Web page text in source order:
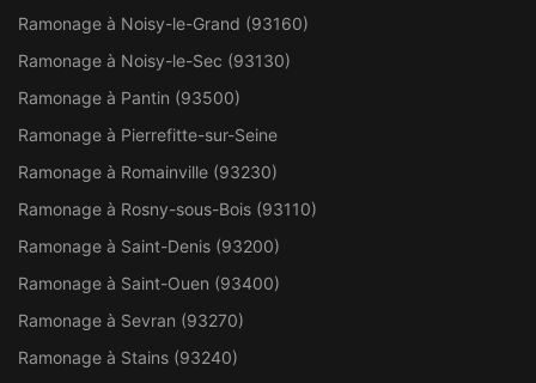
Ramonage à Noisy-le-Grand (93160)
Ramonage à Noisy-le-Sec (93130)
Ramonage à Pantin (93500)
Ramonage à Pierrefitte-sur-Seine
Ramonage à Romainville (93230)
Ramonage à Rosny-sous-Bois (93110)
Ramonage à Saint-Denis (93200)
Ramonage à Saint-Ouen (93400)
Ramonage à Sevran (93270)
Ramonage à Stains (93240)